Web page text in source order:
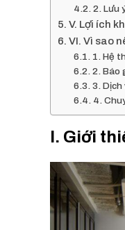
2. Lưu
V. Lợi ích
VI. Vì sao
1. Hệ
2. Báo
3. Dịch
4.
I. Giới